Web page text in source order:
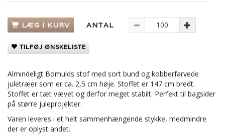
LÆG I KURV ANTAL
TILFØJ ØNSKELISTE
Almindeligt Bomulds stof med sort bund og kobberfarvede
juletræer som er ca. 2,5 cm høje. Stoffet er 147 cm bredt.
Stoffet er tæt vævet og derfor meget stabilt. Perfekt til bagsider
på større juleprojekter.
Varen leveres i et helt sammenhængende stykke, medmindre
der er oplyst andet.